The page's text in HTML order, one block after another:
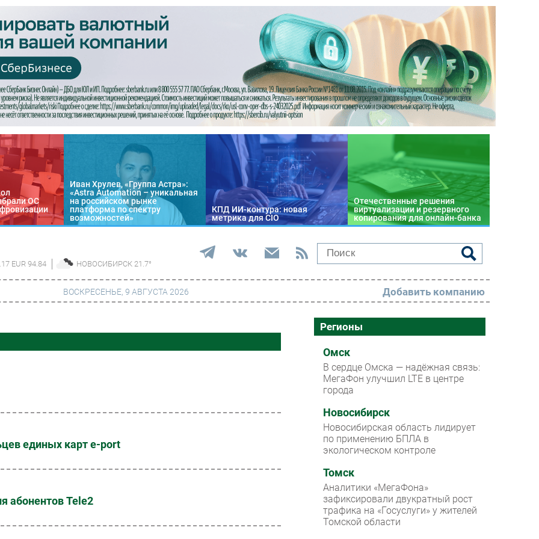
ОС
Иван Хрулев, «Группа Астра»:
«Astra Automation – уникальная
на российском рынке
платформа по спектру
возможностей»
КПД ИИ-контура: новая
метрика для CIO
Отечественные решения
виртуализации и резервного
копирования для онлайн-банка
EUR 94.84 НОВОСИБИРСК 21.7°
Финансы
Инновации
Гаджеты
РАЗДЕЛЫ
Новости
Аналитика
Интервью
Мероприятия
Проекты
IT класс
Тестовый стенд
Каталог компаний
ВОСКРЕСЕНЬЕ, 9 АВГУСТА 2026 Добавить компанию
единых карт e-port
абонентов Tele2
Регионы
Омск
В сердце Омска — надёжная связь:
МегаФон улучшил LTE в центре
города
Новосибирск
Новосибирская область лидирует
по применению БПЛА в
экологическом контроле
Томск
Аналитики «МегаФона»
зафиксировали двукратный рост
трафика на «Госуслуги» у жителей
Томской области